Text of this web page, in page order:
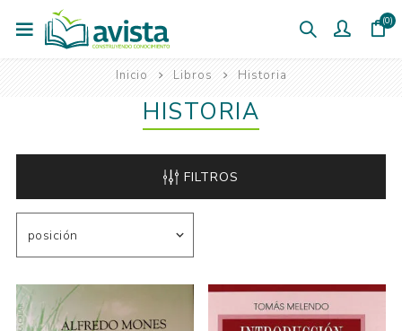
(0)
Inicio Libros Historia
HISTORIA
FILTROS